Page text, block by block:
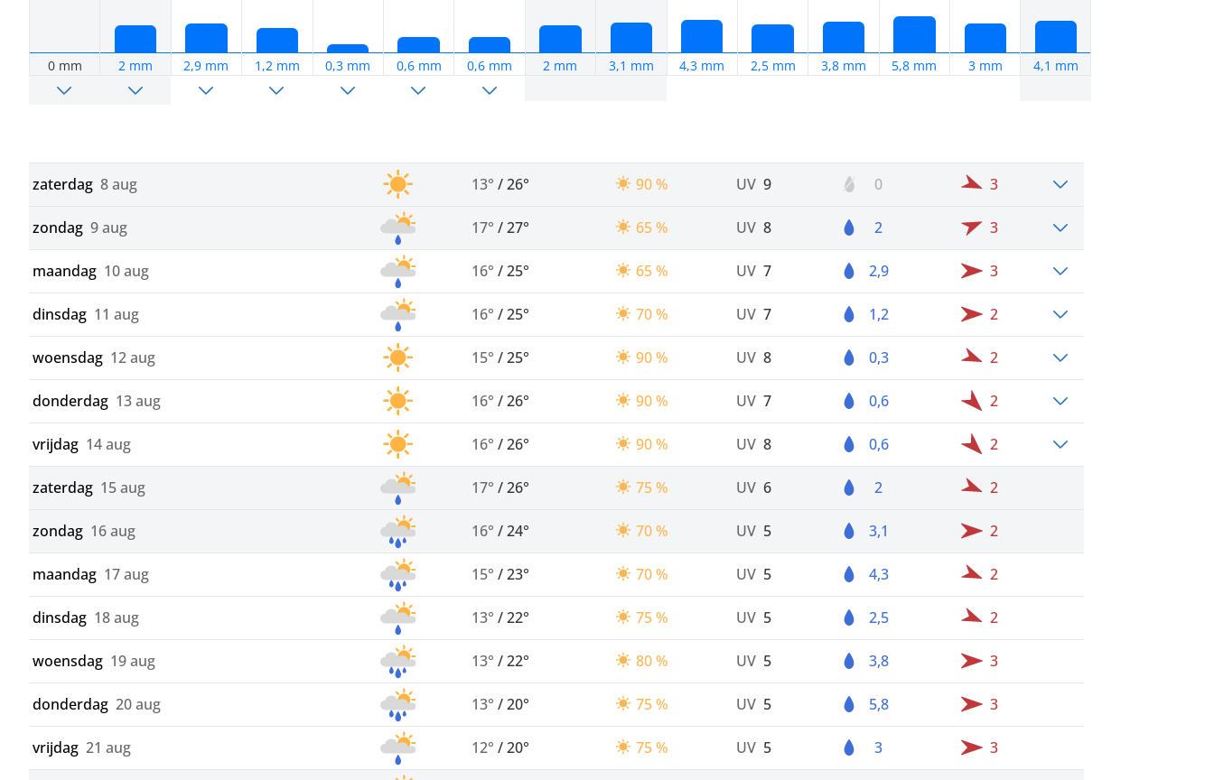
0 mm 2 mm 2,9 mm 1,2 mm 0,3 mm 0,6 mm 0,6 mm 2 mm 3,1 mm 4,3 mm 2,5 mm 3,8 mm 5,8 mm 3 mm 4,1 mm
zaterdag 8 aug 13° /26° 90 % UV 9 0 3
zondag 9 aug 17° /27° 65 % UV 8 2 3
maandag 10 aug 16° /25° 65 % UV 7 2,9 3
dinsdag 11 aug 16° /25° 70 % UV 7 1,2 2
woensdag 12 aug 15° /25° 90 % UV 8 0,3 2
donderdag 13 aug 16° /26° 90 % UV 7 0,6 2
vrijdag 14 aug 16° /26° 90 % UV 8 0,6 2
zaterdag 15 aug 17° /26° 75 % UV 6 2 2
zondag 16 aug 16° /24° 70 % UV 5 3,1 2
maandag 17 aug 15° /23° 70 % UV 5 4,3 2
dinsdag 18 aug 13° /22° 75 % UV 5 2,5 2
woensdag 19 aug 13° /22° 80 % UV 5 3,8 3
donderdag 20 aug 13° /20° 75 % UV 5 5,8 3
vrijdag 21 aug 12° /20° 75 % UV 5 3 3